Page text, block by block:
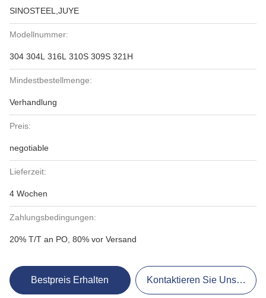
SINOSTEEL,JUYE
Modellnummer:
304 304L 316L 310S 309S 321H
Mindestbestellmenge:
Verhandlung
Preis:
negotiable
Lieferzeit:
4 Wochen
Zahlungsbedingungen:
20% T/T an PO, 80% vor Versand
Bestpreis Erhalten Kontaktieren Sie Uns Jetzt